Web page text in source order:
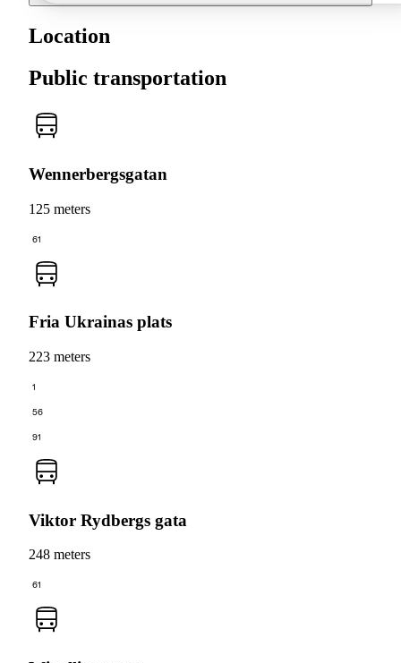
Location
Public transportation
Wennerbergsgatan
125 meters
61
Fria Ukrainas plats
223 meters
1
56
91
Viktor Rydbergs gata
248 meters
61